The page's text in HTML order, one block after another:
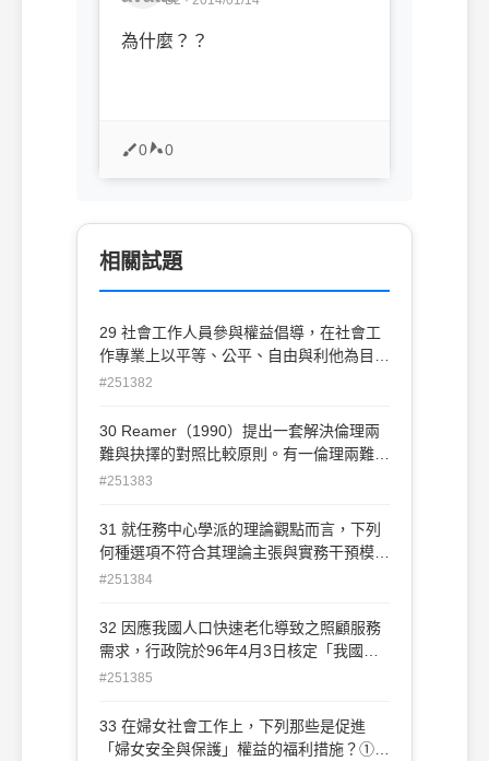
為什麼？？
0 0
相關試題
29 社會工作人員參與權益倡導，在社會工
作專業上以平等、公平、自由與利他為目
標，這是遵從何種社會工作倫理守則？ (A)
知能
#251382
30 Reamer（1990）提出一套解決倫理兩
難與抉擇的對照比較原則。有一倫理兩難的
案例是：「社會工作人員應尊重案主教育子
福祉時，則社會工作人員應介入父母的管教
方法」。這是採行下列何種倫理抉擇的優先
命、健康、尊嚴時優先於傷害到其他如誠
實、保密等可加的事物 (D)防止傷害的義務
與提升公共利益的義務優先於個人財產所有
#251383
31 就任務中心學派的理論觀點而言，下列
何種選項不符合其理論主張與實務干預模
式？ (A)人之所以有問題是病理因素所致
此學派的先決條件 (C)以「有計畫的短期處
遇」取代傳統的長期治療模式 (D)社工所執
#251384
32 因應我國人口快速老化導致之照顧服務
需求，行政院於96年4月3日核定「我國長
期照顧十年計畫」，以下有關長期照顧的實
為四類：⑴65歲以上老人⑵55歲以上山地
原住民⑶50歲以上身心障礙者⑷工具性日
#251385
33 在婦女社會工作上，下列那些是促進
「婦女安全與保護」權益的福利措施？①強